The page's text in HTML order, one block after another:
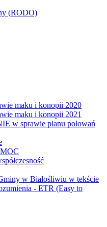
(RODO)
maku i konopii 2020
maku i konopii 2021
w sprawie planu polowań
w Białośliwiu w tekście
- ETR (Easy to